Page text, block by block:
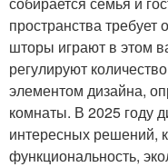
пространства требует
шторы играют в этом
регулируют
элементом дизайна,
комнаты. В 2025 году
интересных решений,
функциональность,